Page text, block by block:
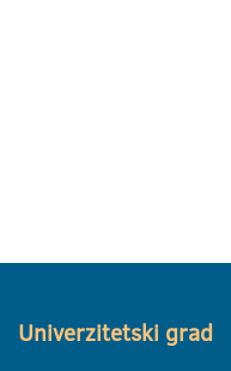
Univerzitetski grad